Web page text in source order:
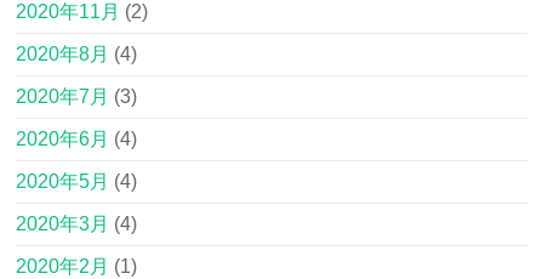
2020年11月 (2)
2020年8月 (4)
2020年7月 (3)
2020年6月 (4)
2020年5月 (4)
2020年3月 (4)
2020年2月 (1)